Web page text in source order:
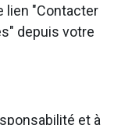
lien "Contacter
depuis votre
et à